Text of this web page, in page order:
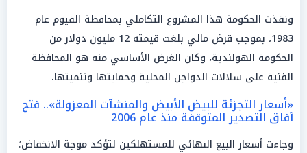
ونفذت الحكومة هذا المشروع التكاملي بمحافظة الفيوم عام
1983، بموجب قرض مالي بلغت قيمته 12 مليون دولار من
الحكومة الهولندية، وكان الغرض الأساسي منه هو المحافظة
الفنية على سلالات الدواجن المحلية وحمايتها وتنميتها.
«أسعار التجزئة للبيض الأبيض والمنشآت المعزولة».. فتح
آفاق التصدير المتوقفة منذ عام 2006
وجاءت أسعار البيع النهائي للمستهلكين لتؤكد موجة الانخفاض؛